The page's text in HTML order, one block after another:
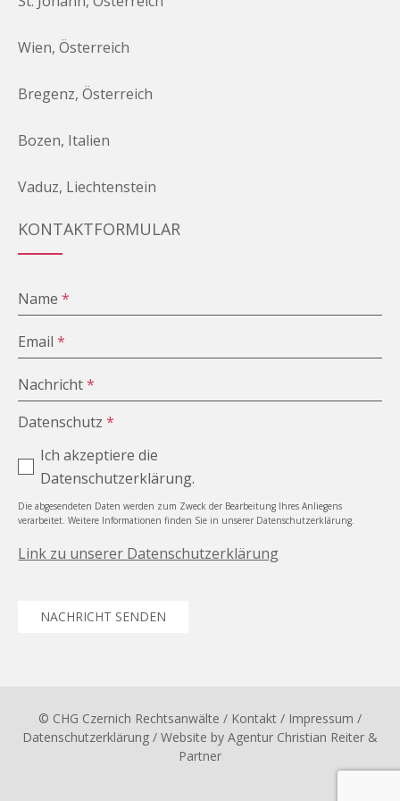
Wien, Österreich
Bregenz, Österreich
Bozen, Italien
Vaduz, Liechtenstein
KONTAKTFORMULAR
Name*
Email*
Nachricht*
Datenschutz*
Ich akzeptiere die
Datenschutzerklärung.
Die abgesendeten Daten werden zum Zweck der Bearbeitung Ihres Anliegens
verarbeitet. Weitere Informationen finden Sie in unserer Datenschutzerklärung.
Link zu unserer Datenschutzerklärung
NACHRICHT SENDEN
© CHG Czernich Rechtsanwälte / Kontakt / Impressum /
Datenschutzerklärung / Website by Agentur Christian Reiter &
Partner